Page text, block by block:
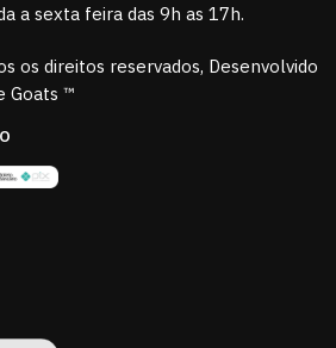
a sexta feira das 9h as 17h.
os direitos reservados, Desenvolvido
Goats ™